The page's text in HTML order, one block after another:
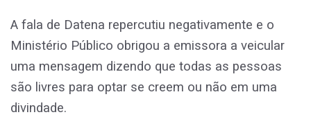
A fala de Datena repercutiu negativamente e o
Ministério Público obrigou a emissora a veicular
uma mensagem dizendo que todas as pessoas
são livres para optar se creem ou não em uma
divindade.